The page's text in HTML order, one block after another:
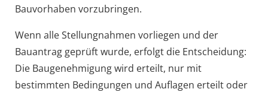
Bauvorhaben vorzubringen.
Wenn alle Stellungnahmen vorliegen und der
Bauantrag geprüft wurde, erfolgt die Entscheidung:
Die Baugenehmigung wird erteilt, nur mit
bestimmten Bedingungen und Auflagen erteilt oder